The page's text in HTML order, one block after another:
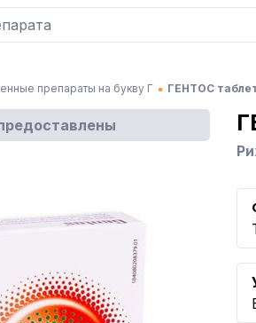
препараты на букву Г ГЕНТОС